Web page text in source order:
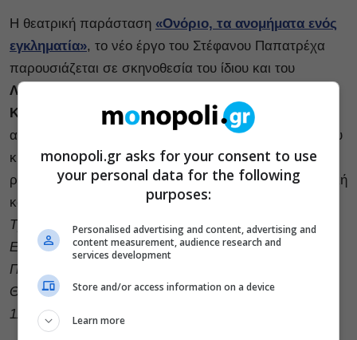
Η θεατρική παράσταση «Ονόριο, τα ανομήματα ενός
εγκληματία», το νέο έργο του Στέφανου Παπατρέχα
παρουσιάζεται σε σκηνοθεσία του ίδιου και του
Λάζαρου Βαρτάνη
Καραλής
. Μια σκοτεινή μεσαιωνική ιστορία γεμάτη
αγωνία, μυστήριο και ανατροπές. Μια παράσταση που
κινείται ανάμεσα στη θεατρική μαγεία και τον σκληρό
ρεαλισμό. Ένα έργο για την αλήθεια, το νόμο, την ηθική
και την εξαπάτηση.
Τρίτη 2/11 στις 20:15.
Εισιτήρια: €14 κανονικό, €11 φοιτητικό, €7 ανέργων.
Προπώληση:
Θέατρο Βαφείο, Αγ. Όρους 16 & Κωνσταντινουπόλεως
115, Βοτανικός, 2103425637
monopoli.gr asks for your consent to use
your personal data for the following
purposes:
Personalised advertising and content, advertising and
content measurement, audience research and
services development
Store and/or access information on a device
Learn more